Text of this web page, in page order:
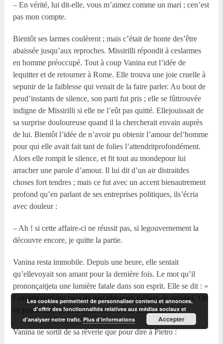
– En vérité, lui dit-elle, vous m’aimez comme un mari ; cen’est
pas mon compte.
Bientôt ses larmes coulèrent ; mais c’était de honte des’être
abaissée jusqu’aux reproches. Missirilli répondit à ceslarmes
en homme préoccupé. Tout à coup Vanina eut l’idée de
lequitter et de retourner à Rome. Elle trouva une joie cruelle à
sepunir de la faiblesse qui venait de la faire parler. Au bout de
peud’instants de silence, son parti fut pris ; elle se fûttrouvée
indigne de Missirilli si elle ne l’eût pas quitté. Ellejouissait de
sa surprise douloureuse quand il la chercherait envain auprès
de lui. Bientôt l’idée de n’avoir pu obtenir l’amour del’homme
pour qui elle avait fait tant de folies l’attendritprofondément.
Alors elle rompit le silence, et fit tout au mondepour lui
arracher une parole d’amour. Il lui dit d’un air distraitdes
choses fort tendres ; mais ce fut avec un accent bienautrement
profond qu’en parlant de ses entreprises politiques, ils’écria
avec douleur :
– Ah ! si cette affaire-ci ne réussit pas, si legouvernement la
découvre encore, je quitte la partie.
Vanina resta immobile. Depuis une heure, elle sentait
qu’ellevoyait son amant pour la dernière fois. Le mot qu’il
prononçaitjeta une lumière fatale dans son esprit. Elle se dit : «
Lescarbonari ont reçu de moi plusieurs milliers de sequins. On
ne peutdouter de mon attachement à la conspiration. »
Vanina ne sortit de sa rêverie que pour dire à Pietro :
Les cookies permettent de personnaliser contenu et annonces,
d'offrir des fonctionnalités relatives aux médias sociaux et
d'analyser notre trafic.Plus d’informations Accepter